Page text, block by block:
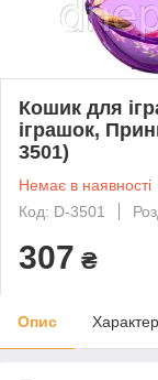
Кошик для
іграшок,
3501)
Немає в наявності
Код: D-3501
307 ₴
Опис